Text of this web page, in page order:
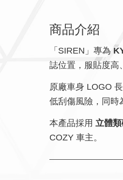
商品介紹
「SIREN」專為
誌位置，服貼度高
原廠車身 LOGO
低刮傷風險，同時
本產品採用 立體
COZY 車主。